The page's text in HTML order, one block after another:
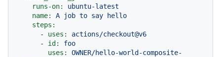
runs-on:
ubuntu-latest
name:
A job to say
hello
steps:
-
uses:
actions/checkout@v6
-
id:
foo
uses:
OWNER/hello-world-composite-